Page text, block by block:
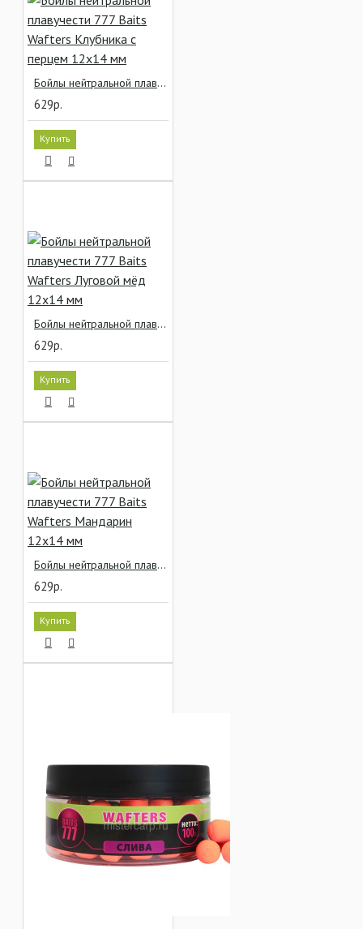
Бойлы нейтральной плавучести 777 Baits Wafters Клубника с перцем 12x14 мм
629р.
Купить
Бойлы нейтральной плавучести 777 Baits Wafters Луговой мёд 12x14 мм
629р.
Купить
Бойлы нейтральной плавучести 777 Baits Wafters Мандарин 12x14 мм
629р.
Купить